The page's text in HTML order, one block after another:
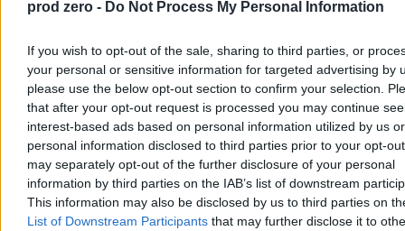
prod zero - Do Not Process My Personal Information
If you wish to opt-out of the sale, sharing to third parties, or
your personal or sensitive information for targeted advertising by
please use the below opt-out section to confirm your selection.
that after your opt-out request is processed you may continue
interest-based ads based on personal information utilized by us or
personal information disclosed to third parties prior to your opt-
may separately opt-out of the further disclosure of your personal
information by third parties on the IAB’s list of downstream
This information may also be disclosed by us to third parties on
List of Downstream Participants that may further disclose it to
Dzisiaj 13:49
3 min
Reklama
Reklama